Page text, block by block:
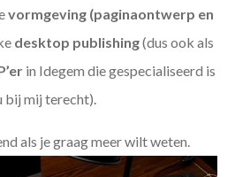
vormgeving (paginaontwerp en
desktop publishing(dus ook als
in Idegem die gespecialiseerd is
bij mij terecht).
als je graag meer wilt weten.